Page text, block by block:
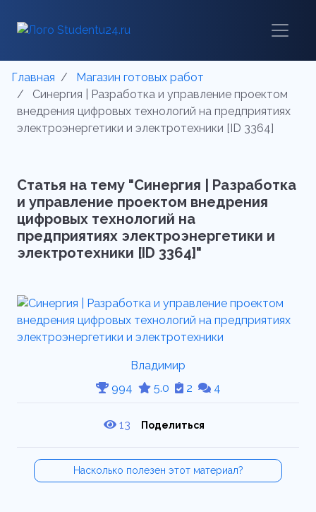
Главная
Магазин готовых работ
Синергия | Разработка и управление проектом
внедрения цифровых технологий на предприятиях
электроэнергетики и электротехники [ID 3364]
Статья на тему "Синергия | Разработка
и управление проектом внедрения
цифровых технологий на
предприятиях электроэнергетики и
электротехники [ID 3364]"
Владимир
994
5.0 2 4
13 Поделиться
Насколько полезен этот материал?